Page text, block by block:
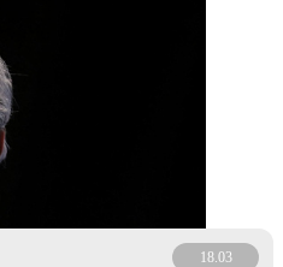
18.03